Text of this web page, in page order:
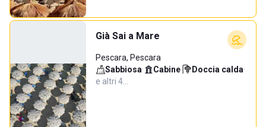
Già Sai a Mare
Pescara, Pescara
Sabbiosa· Cabine· Doccia calda·
e altri 4…